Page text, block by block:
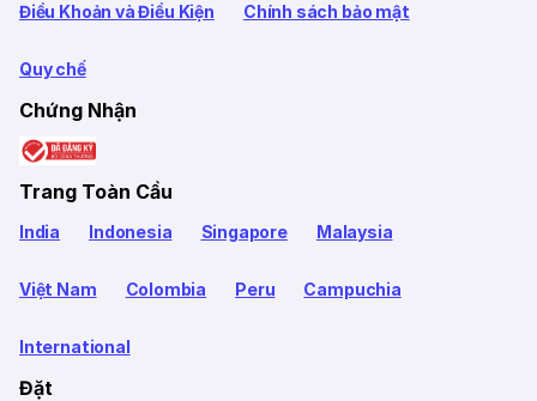
Điều Khoản và Điều Kiện Chính sách bảo mật
Quy chế
Chứng Nhận
Trang Toàn Cầu
India Indonesia Singapore Malaysia
Việt Nam Colombia Peru Campuchia
International
Đặt